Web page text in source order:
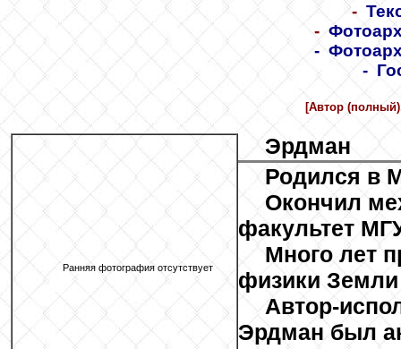
-
-
-
-
[Автор
Ранняя фотография отсутствует
Эрдман
Родился в
Окончил
факультет
Много лет
физики
Автор-
Эрдман был